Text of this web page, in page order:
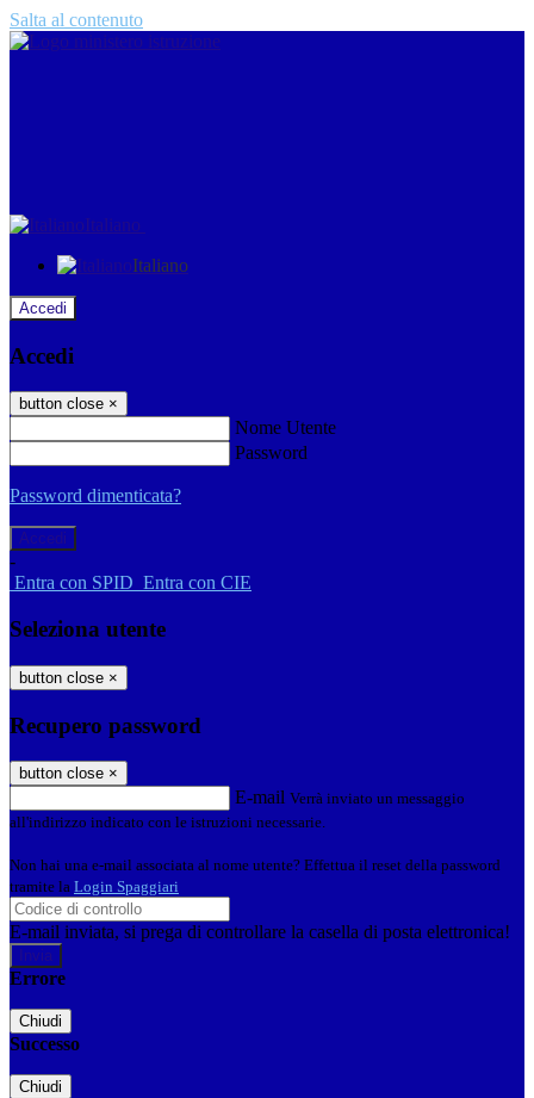
Salta al contenuto
Italiano
Italiano
Accedi
Accedi
button close ×
Nome Utente
Password
Password dimenticata?
-
Entra con SPID Entra con CIE
Seleziona utente
button close ×
Recupero password
button close ×
E-mail Verrà inviato un messaggio
all'indirizzo indicato con le istruzioni necessarie.
Non hai una e-mail associata al nome utente? Effettua il reset della password
tramite la Login Spaggiari
E-mail inviata, si prega di controllare la casella di posta elettronica!
Errore
Chiudi
Successo
Chiudi